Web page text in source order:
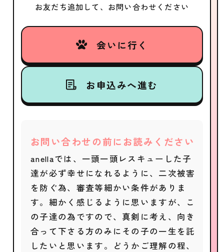
お友だち追加して、お問い合わせください
会いに行く
お申込みへ進む
お問い合わせの前にお読みください
anellaでは、一頭一頭レスキューした子
達が必ず幸せになれるように、二次被害
を防ぐ為、審査等細かい条件がありま
す。細かく感じるように思いますが、こ
の子達の為ですので、真剣に考え、向き
合って下さる方のみにその子の一生を託
したいと思います。どうかご理解の程、